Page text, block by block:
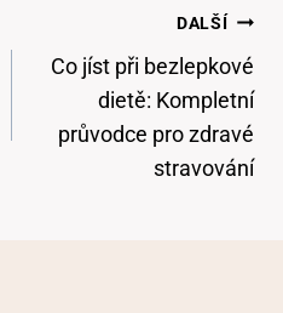
DALŠÍ
Co jíst při bezlepkové
dietě: Kompletní
průvodce pro zdravé
stravování